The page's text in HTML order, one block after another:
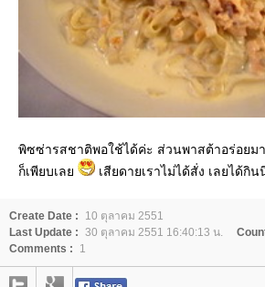
พิซซ่ารสชาติพอใช้ได้ค่ะ ส่วนพาสต้าอร่อยม
ก็เพียบเล
เสียดายเราไม่ได้สั่ง เลยได้กิน
Create Date :
10 ตุลาคม 2551
Last Update : 30 ตุลาคม 2551 16:40:13 น.
Comments :
1